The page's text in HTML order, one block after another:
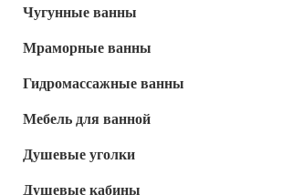
Чугунные ванны
Мраморные ванны
Гидромассажные ванны
Мебель для ванной
Душевые уголки
Душевые кабины